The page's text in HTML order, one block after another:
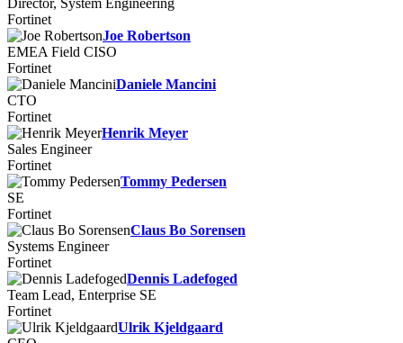
Director, System Engineering
Fortinet
Joe Robertson
EMEA Field CISO
Fortinet
Daniele Mancini
CTO
Fortinet
Henrik Meyer
Sales Engineer
Fortinet
Tommy Pedersen
SE
Fortinet
Claus Bo Sorensen
Systems Engineer
Fortinet
Dennis Ladefoged
Team Lead, Enterprise SE
Fortinet
Ulrik Kjeldgaard